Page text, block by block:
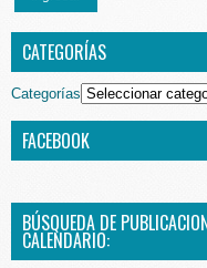
CATEGORÍAS
Categorías
FACEBOOK
BÚSQUEDA DE
CALENDARIO: